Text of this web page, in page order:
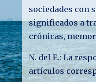
sociedades con
significados a
crónicas,
N. del E.: La
artículos